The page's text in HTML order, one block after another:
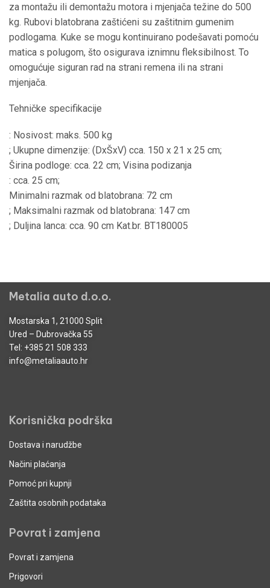
za montažu ili demontažu motora i mjenjača težine do 500
kg. Rubovi blatobrana zaštićeni su zaštitnim gumenim
podlogama. Kuke se mogu kontinuirano podešavati pomoću
matica s polugom, što osigurava iznimnu fleksibilnost. To
omogućuje siguran rad na strani remena ili na strani
mjenjača.
Tehničke specifikacije
: Nosivost: maks. 500 kg
; Ukupne dimenzije: (DxŠxV) cca. 150 x 21 x 25 cm;
Širina podloge: cca. 22 cm; Visina podizanja
: cca. 25 cm;
Minimalni razmak od blatobrana: 72 cm
; Maksimalni razmak od blatobrana: 147 cm
; Duljina lanca: cca. 90 cm Kat.br. BT180005
Metalia auto d.o.o.
Mostarska 1, 21000 Split
Ured – Dubrovačka 55
Tel: +385 21 508 333
info@metaliaauto.hr
Korisnička podrška
Dostava i narudžbe
Načini plaćanja
Pomoć pri kupnji
Zaštita osobnih podataka
Povrat i zamjena
Povrat i zamjena
Prigovori